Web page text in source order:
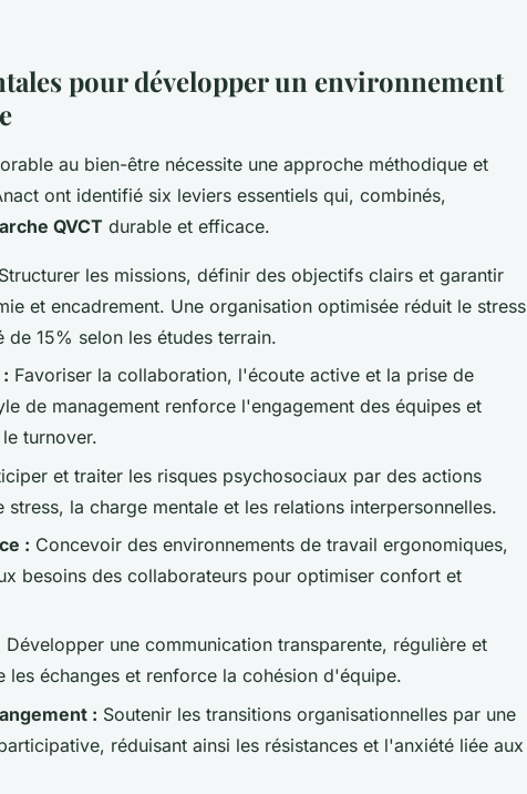
pour développer un environnement
au bien-être nécessite une approche méthodique et
ont identifié six leviers essentiels qui, combinés,
QVCT durable et efficace.
Structurer les missions, définir des objectifs clairs et garantir
et encadrement. Une organisation optimisée réduit le stress
15% selon les études terrain.
Favoriser la collaboration, l'écoute active et la prise de
de management renforce l'engagement des équipes et
turnover.
et traiter les risques psychosociaux par des actions
la charge mentale et les relations interpersonnelles.
: Concevoir des environnements de travail ergonomiques,
besoins des collaborateurs pour optimiser confort et
Développer une communication transparente, régulière et
les échanges et renforce la cohésion d'équipe.
: Soutenir les transitions organisationnelles par une
réduisant ainsi les résistances et l'anxiété liée aux